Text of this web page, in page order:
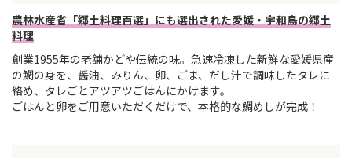
農林水産省「郷土料理百選」にも選出された愛媛・宇和島の郷土
料理
創業1955年の老舗かどや伝統の味。急速冷凍した新鮮な愛媛県産
の鯛の身を、醤油、みりん、卵、ごま、だし汁で調味したタレに
絡め、タレごとアツアツごはんにかけます。
ごはんと卵をご用意いただくだけで、本格的な鯛めしが完成！